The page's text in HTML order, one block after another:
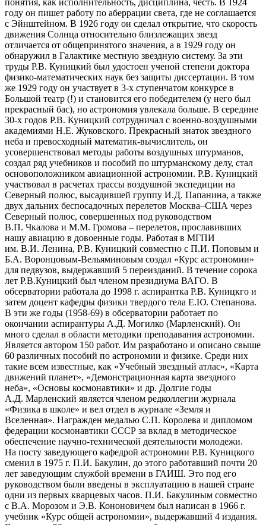
году он пишет работу по аберрации света, где не соглашается
с Эйнштейном. В 1926 году он сделал открытие, что скорость
движения Солнца относительно близлежащих звезд
отличается от общепринятого значения, а в 1929 году он
обнаружил в Галактике местную звездную систему. За эти
труды Р.В. Куницкий был удостоен ученой степени доктора
физико-математических наук без защиты диссертации. В том
же 1929 году он участвует в 3-х ступенчатом конкурсе в
Большой театр (!) и становится его победителем (у него был
прекрасный бас), но астрономия увлекала больше. В середине
30-х годов Р.В. Куницкий сотрудничал с военно-воздушными
академиями Н.Е. Жуковского. Прекрасный знаток звездного
неба и превосходный математик-вычислитель, он
усовершенствовал методы работы воздушных штурманов,
создал ряд учебников и пособий по штурманскому делу, стал
основоположником авиационной астрономии. Р.В. Куницкий
участвовал в расчетах трассы воздушной экспедиции на
Северный полюс, высадившей группу И.Д. Папанина, а также
двух дальних беспосадочных перелетов Москва–США через
Северный полюс, совершенных под руководством
В.П. Чкалова и М.М. Громова – перелетов, прославивших
нашу авиацию в довоенные годы. Работая в МГПИ
им. В.И. Ленина, Р.В. Куницкий совместно с П.И. Поповым и
Б.А. Воронцовым-Вельяминовым создал «Курс астрономии»
для педвузов, выдержавший 5 переизданий. В течение сорока
лет Р.В.Куницкий был членом президиума ВАГО. В
обсерватории работала до 1998 г. аспирантка Р.В. Куницкго и
затем доцент кафедры физики твердого тела Е.Ю. Степанова.
В эти же годы (1958-69) в обсерватории работает по
окончании аспирантуры А.Д. Могилко (Марленский). Он
много сделал в области методики преподавания астрономии.
Является автором 150 работ. Им разработано и описано свыше
60 различных пособий по астрономии и физике. Среди них
такие всем известные, как «Учебный звездный атлас», «Карта
движений планет», «Демонстрационная карта звездного
неба», «Основы космонавтики» и др. Долгие годы
А.Д. Марленский является членом редколлегии журнала
«Физика в школе» и вел отдел в журнале «Земля и
Вселенная». Награжден медалью С.П. Королева и дипломом
федерации космонавтики СССР за вклад в методическое
обеспечение научно-технической деятельности молодежи.
На посту заведующего кафедрой астрономии Р.В. Куницкого
сменил в 1975 г. П.И. Бакулин, до этого работавший почти 20
лет заведующим службой времени в ГАИШ. Это под его
руководством были введены в эксплуатацию в нашей стране
одни из первых кварцевых часов. П.И. Бакулиным совместно
с В.А. Морозом и Э.В. Кононовичем был написан в 1966 г.
учебник «Курс общей астрономии», выдержавший 4 издания.